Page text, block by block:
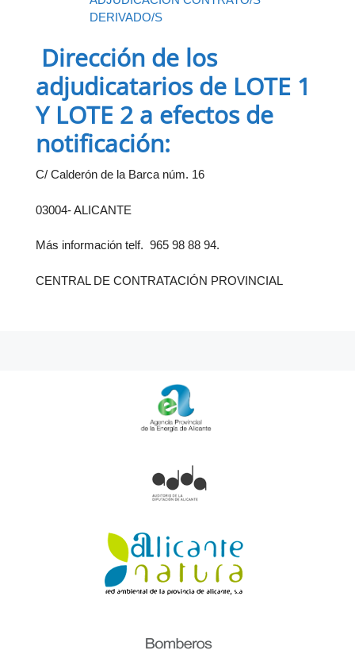
DERIVADO/S
Dirección de los
adjudicatarios de LOTE 1
Y LOTE 2 a efectos de
notificación:
C/ Calderón de la Barca núm. 16
03004- ALICANTE
Más información telf. 965 98 88 94.
CENTRAL DE CONTRATACIÓN PROVINCIAL